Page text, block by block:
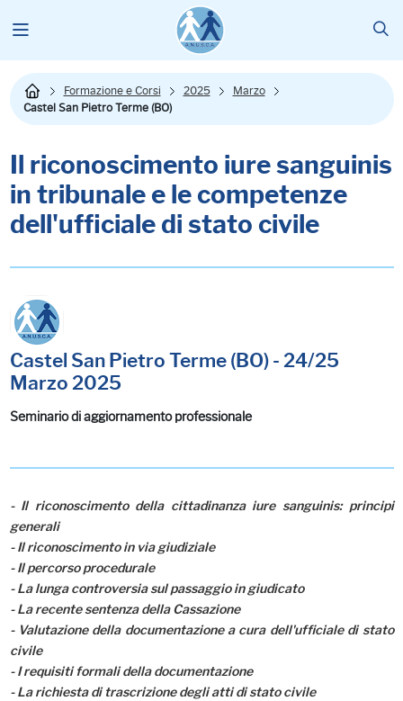
Formazione e Corsi 2025
Marzo
Castel San Pietro Terme (BO)
Il riconoscimento iure sanguinis
in tribunale e le competenze
dell'ufficiale di stato civile
Castel San Pietro Terme (BO) - 24/25
Marzo 2025
Seminario di aggiornamento professionale
- Il riconoscimento della cittadinanza iure sanguinis: principi
generali
- Il riconoscimento in via giudiziale
- Il percorso procedurale
- La lunga controversia sul passaggio in giudicato
- La recente sentenza della Cassazione
- Valutazione della documentazione a cura dell'ufficiale di stato
civile
- I requisiti formali della documentazione
- La richiesta di trascrizione degli atti di stato civile